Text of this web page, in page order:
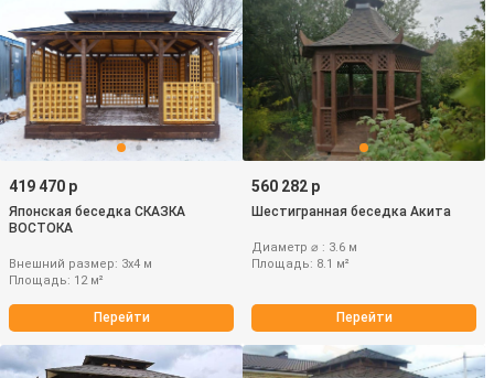
419 470 р
Японская беседка СКАЗКА
ВОСТОКА
Внешний размер: 3х4 м
Площадь: 12 м²
Перейти
560 282 р
Шестигранная беседка Акита
Диаметр ⌀ : 3.6 м
Площадь: 8.1 м²
Перейти